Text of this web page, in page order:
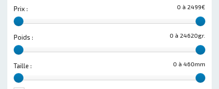
0 à 2499€
Prix :
0 à 24620gr.
Poids :
0 à 460mm
Taille :